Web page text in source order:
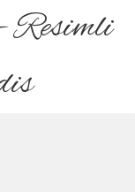
Resimli